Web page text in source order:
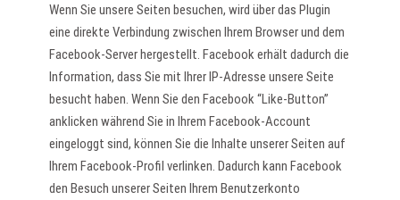
Wenn Sie unsere Seiten besuchen, wird über das Plugin
eine direkte Verbindung zwischen Ihrem Browser und dem
Facebook-Server hergestellt. Facebook erhält dadurch die
Information, dass Sie mit Ihrer IP-Adresse unsere Seite
besucht haben. Wenn Sie den Facebook “Like-Button”
anklicken während Sie in Ihrem Facebook-Account
eingeloggt sind, können Sie die Inhalte unserer Seiten auf
Ihrem Facebook-Profil verlinken. Dadurch kann Facebook
den Besuch unserer Seiten Ihrem Benutzerkonto